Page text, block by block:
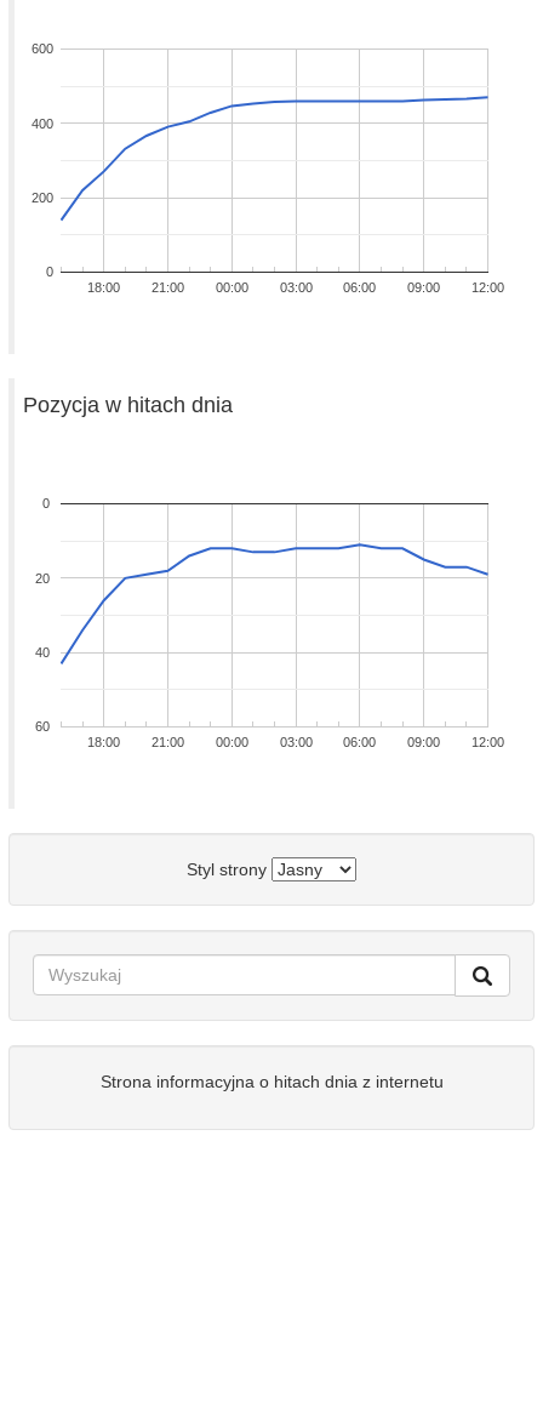
18:00 21:00 00:00 03:00 06:00 09:00 12:00
0
200
400
600
Pozycja w hitach dnia
18:00 21:00 00:00 03:00 06:00 09:00 12:00
0
20
40
60
Styl strony
Strona informacyjna o hitach dnia z internetu